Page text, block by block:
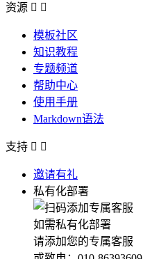
资源  
模板社区
知识教程
专题频道
帮助中心
使用手册
Markdown语法
支持  
邀请有礼
私有化部署
如需私有化部署
请添加您的专属客服